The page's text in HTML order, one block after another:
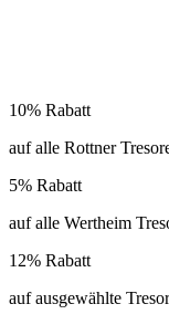
10% Rabatt
auf alle Rottner
5% Rabatt
auf alle Wertheim
12% Rabatt
auf ausgewählte